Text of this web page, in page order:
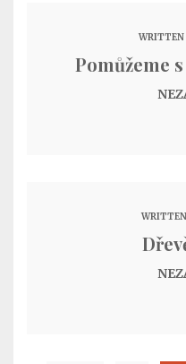
WRITTEN
Pomůžeme